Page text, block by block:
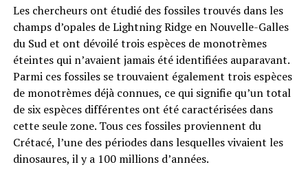
Les chercheurs ont étudié des fossiles trouvés dans les
champs d’opales de Lightning Ridge en Nouvelle-Galles
du Sud et ont dévoilé trois espèces de monotrèmes
éteintes qui n’avaient jamais été identifiées auparavant.
Parmi ces fossiles se trouvaient également trois espèces
de monotrèmes déjà connues, ce qui signifie qu’un total
de six espèces différentes ont été caractérisées dans
cette seule zone. Tous ces fossiles proviennent du
Crétacé, l’une des périodes dans lesquelles vivaient les
dinosaures, il y a 100 millions d’années.